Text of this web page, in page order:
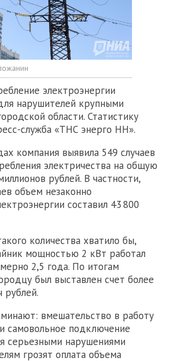
электроэнергии
нарушителей крупными
области. Статистику
служба «ТНС энерго НН».
компания выявила 549 случаев
электричества на общую
рублей. В частности,
объем незаконно
составил 43 800
количества хватило бы,
мощностью 2 кВт работал
2,5 года. По итогам
был выставлен счет более
рублей.
вмешательство в работу
самовольное подключение
серьезными нарушениями
грозят оплата объема